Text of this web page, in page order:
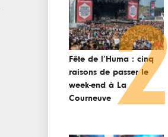
Fête de l’Huma : cinq
raisons de passer le
week-end à La
Courneuve 2